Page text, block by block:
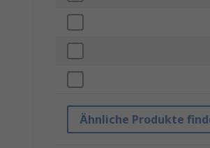
Ähnliche Produkte